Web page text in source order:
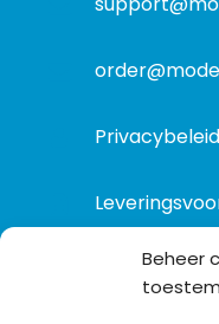
Beheer
Privacybeleid